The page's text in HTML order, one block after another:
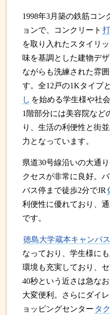
1998年3月築の鉄筋コン
ョンで、コンクリート
を取り入れたスタイリ
味を基調とした建物デ
ながらも洗練された雰
す。全12戸の1Kタイプ
し を始める学生様や社
1階部分には美容院など
り、生活の利便性と街
力となっています。
県道30号線沿いの大通
クセスが非常に良好。
バス停まで徒歩2分でJR
利便性に優れており、
です。
徳島大学蔵本キャンパス
なっており、学生様に
環境も充実しており、
40秒という近さは急な
大変便利。さらにダイ
ョッピングセンター タ